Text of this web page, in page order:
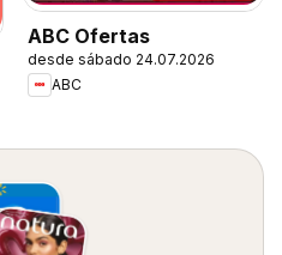
ABC Ofertas
desde sábado 24.07.2026
ABC